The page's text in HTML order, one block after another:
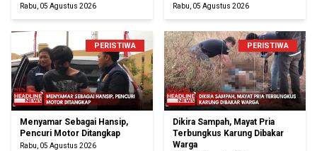
Rabu, 05 Agustus 2026 Rabu, 05 Agustus 2026
PERISTIWA
Menyamar Sebagai Hansip,
Pencuri Motor Ditangkap
Rabu, 05 Agustus 2026
PERISTIWA
Dikira Sampah, Mayat Pria
Terbungkus Karung Dibakar
Warga